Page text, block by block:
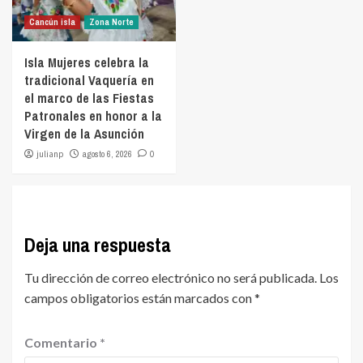
Cancún isla Zona Norte
Isla Mujeres celebra la
tradicional Vaquería en
el marco de las Fiestas
Patronales en honor a la
Virgen de la Asunción
julianp agosto 6, 2026 0
Deja una respuesta
Tu dirección de correo electrónico no será publicada. Los
campos obligatorios están marcados con*
Comentario *